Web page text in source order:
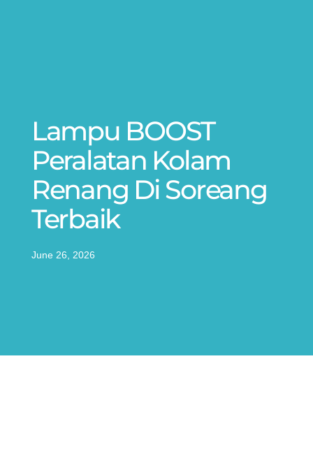
Lampu BOOST
Peralatan Kolam
Renang Di Soreang
Terbaik
June 26, 2026